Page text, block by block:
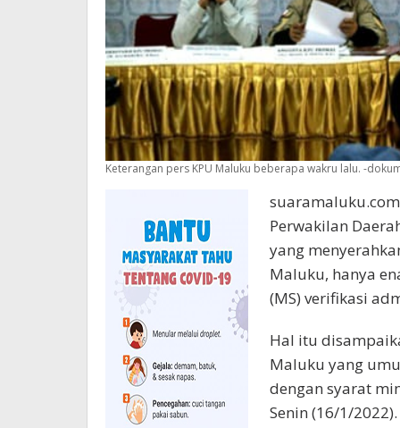
Keterangan pers KPU Maluku beberapa wakru lalu. -
suaramaluku.com
Perwakilan
yang
Maluku, hanya
(MS) verifikasi
Hal itu
Maluku yang
dengan syarat
Senin (16/1/2022).